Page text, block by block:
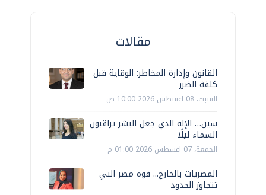
مقالات
القانون وإدارة المخاطر: الوقاية قبل
كلفة الضرر
السبت، 08 اغسطس 2026 10:00 ص
سين… الإله الذي جعل البشر يراقبون
السماء ليلًا
الجمعة، 07 اغسطس 2026 01:00 م
المصريات بالخارج... قوة مصر التي
تتجاوز الحدود